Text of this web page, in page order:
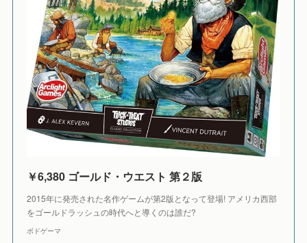
￥6,380 ゴールド・ウエスト 第２版
2015年に発売された名作ゲームが第2版となって登場! アメリカ西部
をゴールドラッシュの時代へと導くのは誰だ?
ボドゲーマ